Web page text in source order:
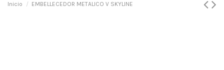
Inicio EMBELLECEDOR METALICO V SKYLINE